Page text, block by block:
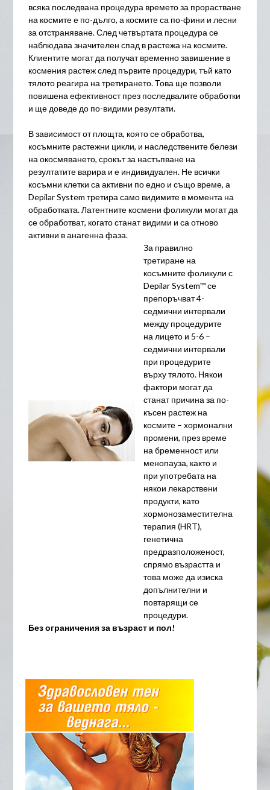
всяка последвана процедура времето за прорастване
на космите е по-дълго, а космите са по-фини и лесни
за отстраняване. След четвъртата процедура се
наблюдава значителен спад в растежа на космите.
Клиентите могат да получат временно завишение в
космения растеж след първите процедури, тъй като
тялото реагира на третирането. Това ще позволи
повишена ефективност през последвалите обработки
и ще доведе до по-видими резултати.
В зависимост от площта, която се обработва,
косъмните растежни цикли, и наследствените белези
на окосмяването, срокът за настъпване на
резултатите варира и е индивидуален. Не всички
косъмни клетки са активни по едно и също време, а
Depilar System третира само видимите в момента на
обработката. Латентните космени фоликули могат да
се обработват, когато станат видими и са отново
активни в анагенна фаза.
За правилно
третиране на
косъмните фоликули с
Depilar System™ се
препоръчват 4-
седмични интервали
между процедурите
на лицето и 5-6 –
седмични интервали
при процедурите
върху тялото. Някои
фактори могат да
станат причина за по-
късен растеж на
космите – хормонални
промени, през време
на бременност или
менопауза, както и
при употребата на
някои лекарствени
продукти, като
хормонозаместителна
терапия (HRT),
генетична
предразположеност,
спрямо възрастта и
това може да изиска
допълнителни и
повтарящи се
процедури.
Без ограничения за възраст и пол!